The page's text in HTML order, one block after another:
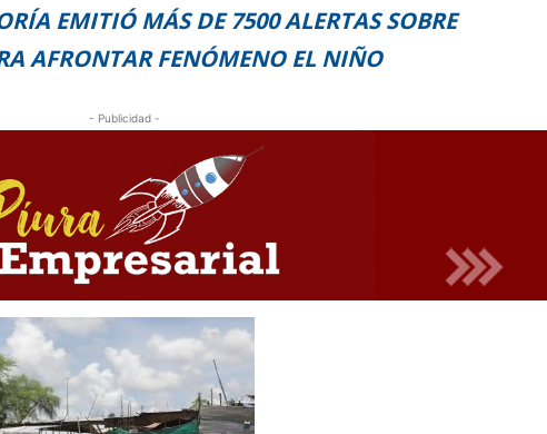
EMITIÓ MÁS DE 7500 ALERTAS SOBRE
AFRONTAR FENÓMENO EL NIÑO
- Publicidad -